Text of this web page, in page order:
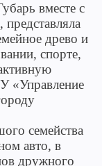
вместе с
древо и
спорте,
«Управление
семейства
авто, в
дружного